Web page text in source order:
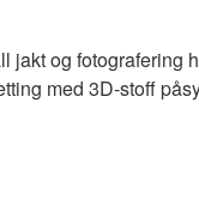
jakt og fotografering
med 3D-stoff